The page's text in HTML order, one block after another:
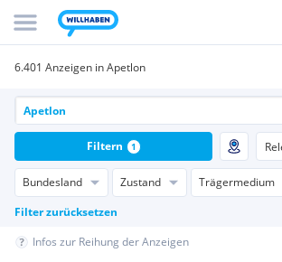
6.401 Anzeigen in Apetlon
Bundesland Zustand Trägermedium
Filter zurücksetzen
Filtern 1
Infos zur Reihung der Anzeigen